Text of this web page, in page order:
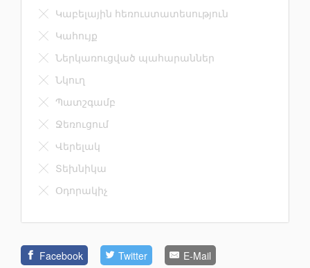
Կաբելային հեռուստատեսություն
Կահույք
Ներկառուցված պահարաններ
Նկուղ
Պատշգամբ
Ջեռուցում
Վերելակ
Տեխնիկա
Օդորակիչ
Facebook Twitter E-Mail